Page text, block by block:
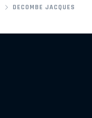
DECOMBE JACQUES